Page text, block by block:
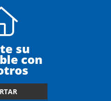
su
con